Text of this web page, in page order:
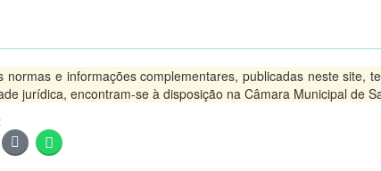
normas e informações complementares, publicadas neste site,
jurídica, encontram-se à disposição na Câmara Municipal de